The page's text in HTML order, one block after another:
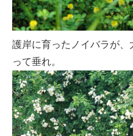
護岸に育ったノイバラが
って垂れ。